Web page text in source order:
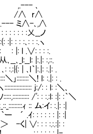
r∧
∧-､,∧
__ノ
､: : :.ヽ
.∨: : : :.
|:.|: :,::.
|:.|: :.|: .
＼! l: :.|: : . ウェ
j:/: : l: :＼､
/': : :.:l: :|: :｀＼ さ
ｨ :: ム:イ: :.|: :|
.ｲ: : : : : : |: :| プロ
-く| ∨: : : :.:.:|: :